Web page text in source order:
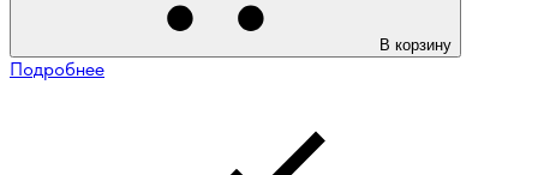
В корзину
Подробнее